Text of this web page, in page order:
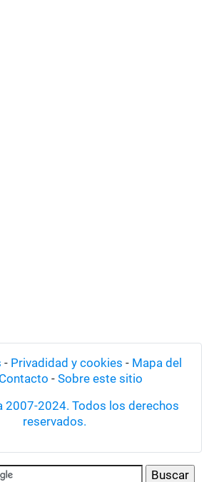
- Privadidad y cookies - Mapa del
Contacto - Sobre este sitio
2007-2024. Todos los derechos
reservados.